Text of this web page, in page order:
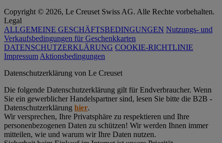
Copyright © 2026, Le Creuset Swiss AG. Alle Rechte vorbehalten.
Legal
ALLGEMEINE GESCHÄFTSBEDINGUNGEN Nutzungs- und
Verkaufsbedingungen für Geschenkkarten
DATENSCHUTZERKLÄRUNG COOKIE-RICHTLINIE
Impressum Aktionsbedingungen
Datenschutz­erklärung von Le Creuset
Die folgende Datenschutzerklärung gilt für Endverbraucher. Wenn
Sie ein gewerblicher Handelspartner sind, lesen Sie bitte die B2B -
Datenschutzerklärung hier.
Wir versprechen, Ihre Privatsphäre zu respektieren und Ihre
personenbezogenen Daten zu schützen! Wir werden Ihnen immer
mitteilen, wie und warum wir Ihre Daten nutzen.